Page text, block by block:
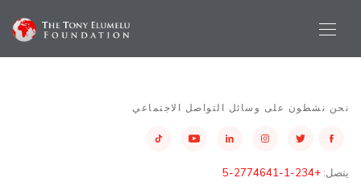
نحن نشطون على وسائل التواصل الاجتماعي
يتصل: +234-1-2774641-5